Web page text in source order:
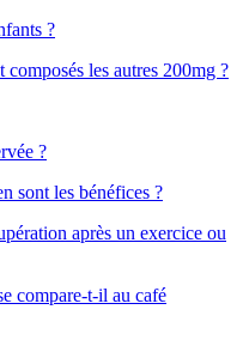
?
les autres 200mg ?
?
sont les bénéfices ?
après un exercice ou
compare-t-il au café